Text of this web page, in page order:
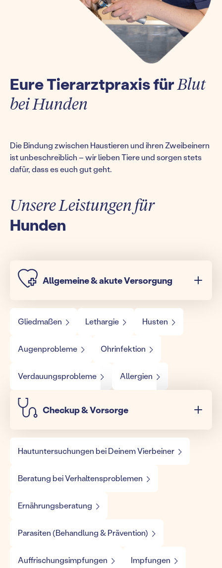
Eure Tierarztpraxis fürBlut
bei Hunden
Die Bindung zwischen Haustieren und ihren Zweibeinern
ist unbeschreiblich – wir lieben Tiere und sorgen stets
dafür, dass es euch gut geht.
Unsere Leistungen für
Hunden
Allgemeine & akute Versorgung
Gliedmaßen Lethargie Husten
Augenprobleme Ohrinfektion
Verdauungsprobleme Allergien
Checkup & Vorsorge
Hautuntersuchungen bei Deinem Vierbeiner
Beratung bei Verhaltensproblemen
Ernährungsberatung
Parasiten (Behandlung & Prävention)
Auffrischungsimpfungen Impfungen